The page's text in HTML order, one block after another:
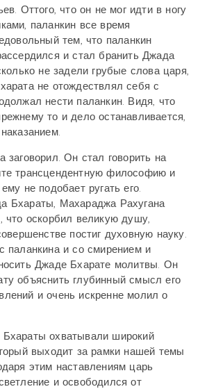
Оттого, что он не мог идти в ногу
паланкин все время
тем, что паланкин
и стал бранить Джада
не задели грубые слова царя,
не отождествлял себя с
нести паланкин. Видя, что
то и дело останавливается,
заговорил. Он стал говорить на
трансцендентную философию и
не подобает ругать его.
Бхараты, Махараджа Рахугана
что оскорбил великую душу,
постиг духовную науку.
паланкина и со смирением и
Джаде Бхарате молитвы. Он
объяснить глубинный смысл его
и очень искренне молил о
охватывали широкий
выходит за рамки нашей темы
этим наставлениям царь
и освободился от